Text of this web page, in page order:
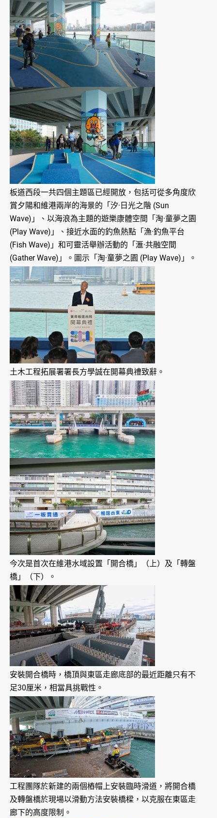
板道西段一共四個主題區已經開放，包括可從多角度欣
賞夕陽和維港兩岸的海景的「汐·日光之階 (Sun
Wave)」、以海浪為主題的遊樂康體空間「淘·童夢之園
(Play Wave)」、接近水面的釣魚熱點「漁·釣魚平台
(Fish Wave)」和可靈活舉辦活動的「滙·共融空間
(Gather Wave)」。圖示「淘·童夢之園 (Play Wave)」。
土木工程拓展署署長方學誠在開幕典禮致辭。
今次是首次在維港水域設置「開合橋」（上）及「轉盤
橋」（下）。
安裝開合橋時，橋頂與東區走廊底部的最近距離只有不
足30厘米，相當具挑戰性。
工程團隊於新建的兩個樁帽上安裝臨時滑道，將開合橋
及轉盤橋於現場以滑動方法安裝橋樑，以克服在東區走
廊下的高度限制。